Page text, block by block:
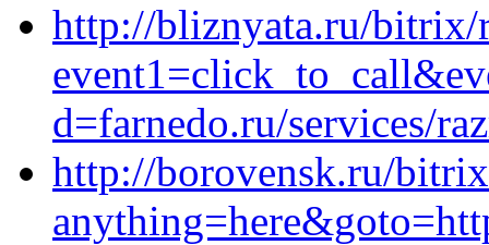
http://bliznyata.ru/bitrix/
d=farnedo.ru/services/
http://borovensk.ru/